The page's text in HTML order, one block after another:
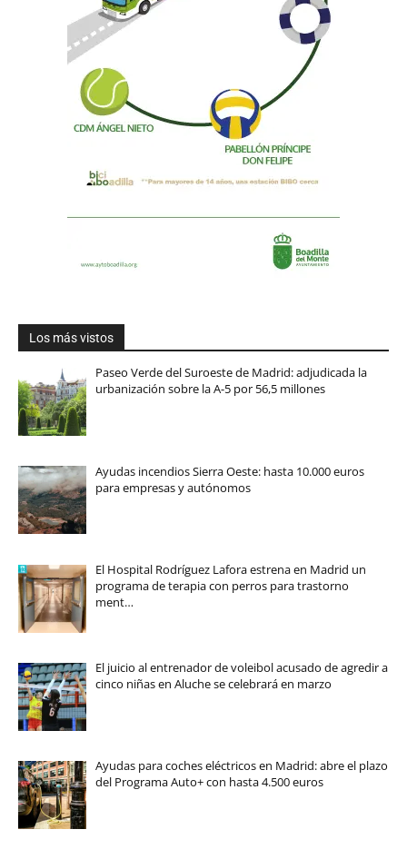
Los más vistos
Paseo Verde del Suroeste de Madrid: adjudicada la
urbanización sobre la A-5 por 56,5 millones
Ayudas incendios Sierra Oeste: hasta 10.000 euros
para empresas y autónomos
El Hospital Rodríguez Lafora estrena en Madrid un
programa de terapia con perros para trastorno
ment…
El juicio al entrenador de voleibol acusado de agredir a
cinco niñas en Aluche se celebrará en marzo
Ayudas para coches eléctricos en Madrid: abre el plazo
del Programa Auto+ con hasta 4.500 euros